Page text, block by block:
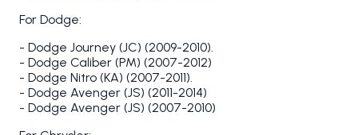
For Dodge:
- Dodge Journey (JC) (2009-2010).
- Dodge Caliber (PM) (2007-2012)
- Dodge Nitro (KA) (2007-2011).
- Dodge Avenger (JS) (2011-2014)
- Dodge Avenger (JS) (2007-2010)